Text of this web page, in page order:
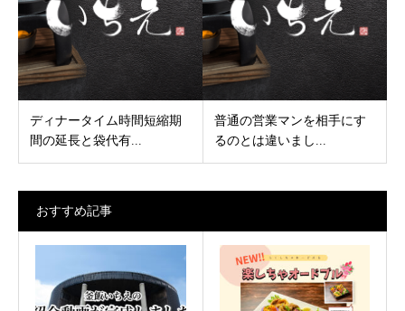
ディナータイム時間短縮期
間の延長と袋代有...
普通の営業マンを相手にす
るのとは違いまし...
おすすめ記事